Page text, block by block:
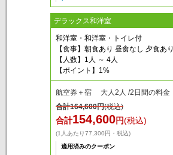
デラックス和洋室
和洋室・和洋室・トイレ付
【食事】朝食あり 昼食なし 夕食あり
【人数】1人 ～ 4人
【ポイント】1%
航空券＋宿 大人2人 /2日間の料金
合計164,600円(税込)
合計154,600円(税込)
(1人あたり77,300円・税込)
適用済みのクーポン